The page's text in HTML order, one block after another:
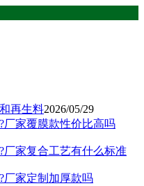
再生料2026/05/29
厂家覆膜款性价比高吗
厂家复合工艺有什么标准
厂家定制加厚款吗